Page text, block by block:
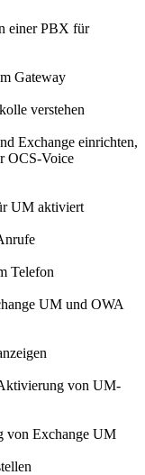
einer PBX für
Gateway
verstehen
Exchange einrichten,
OCS-Voice
UM aktiviert
Telefon
UM und OWA
von UM-
von Exchange UM